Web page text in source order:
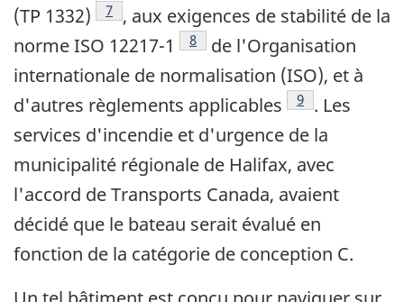
(TP 1332)
Note de bas de page
7 , aux exigences de stabilité de la
norme ISO 12217-1
Note de bas de page
8
de l'Organisation
internationale de normalisation (ISO), et à
d'autres règlements applicables
Note de bas de
9 . Les
services d'incendie et d'urgence de la
municipalité régionale de Halifax, avec
l'accord de Transports Canada, avaient
décidé que le bateau serait évalué en
fonction de la catégorie de conception C.